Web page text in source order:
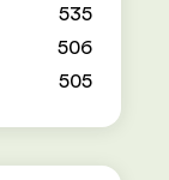
535
506
505